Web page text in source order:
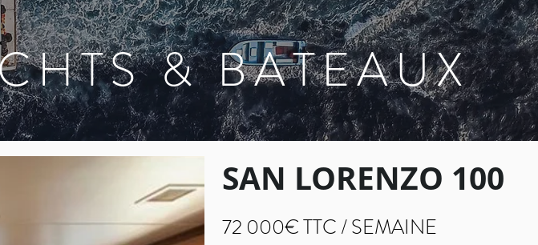
& BATEAUX
SAN LORENZO 100
72 000€ TTC /SEMAINE